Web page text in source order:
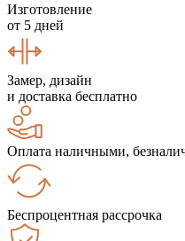
Изготовление
от 5 дней
Замер, дизайн
и доставка бесплатно
Оплата наличными,
Беспроцентная рассрочка